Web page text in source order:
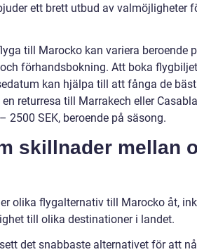
ett brett utbud av valmöjligheter
till Marocko kan variera beroende
förhandsbokning. Att boka
kan hjälpa till att fånga de
returresa till Marrakech eller
2500 SEK, beroende på säsong.
skillnader mellan
olika flygalternativ till Marocko åt,
till olika destinationer i landet.
det snabbaste alternativet för att nå